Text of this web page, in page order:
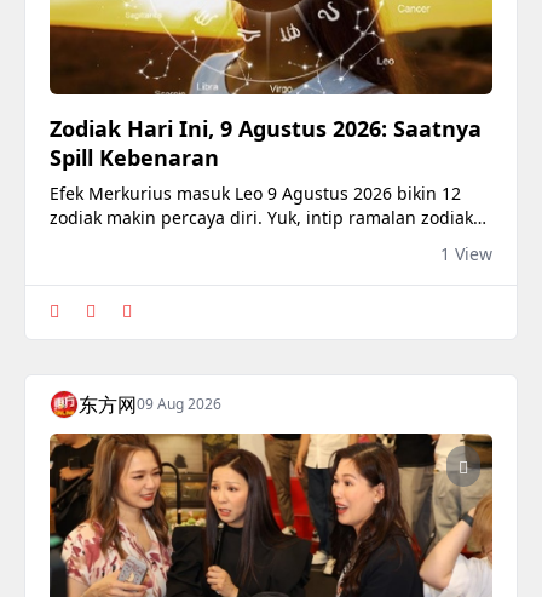
Zodiak Hari Ini, 9 Agustus 2026: Saatnya
Spill Kebenaran
Efek Merkurius masuk Leo 9 Agustus 2026 bikin 12
zodiak makin percaya diri. Yuk, intip ramalan zodiak
1 View
东方网09 Aug 2026